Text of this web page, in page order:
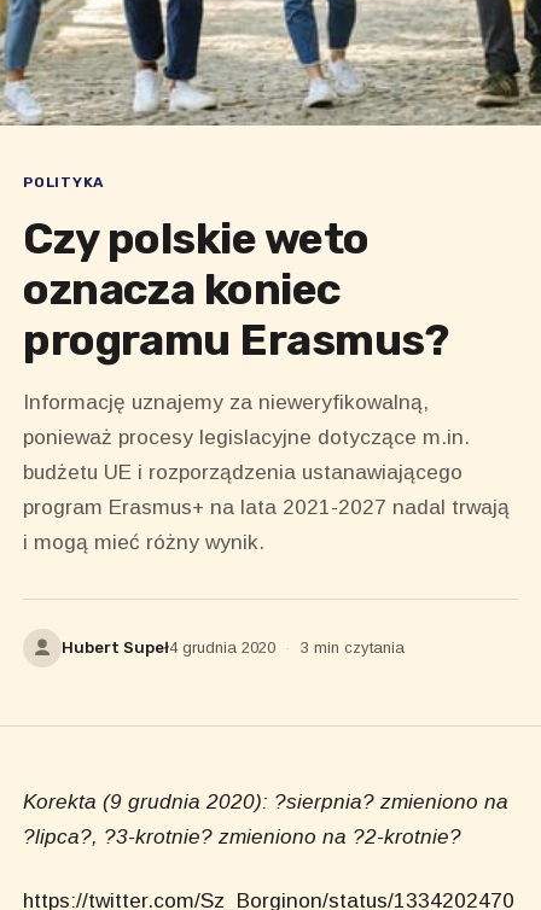
POLITYKA
Czy polskie weto
oznacza koniec
programu Erasmus?
Informację uznajemy za nieweryfikowalną,
ponieważ procesy legislacyjne dotyczące m.in.
budżetu UE i rozporządzenia ustanawiającego
program Erasmus+ na lata 2021-2027 nadal trwają
i mogą mieć różny wynik.
Hubert Supeł4 grudnia 2020 · 3 min czytania
Korekta (9 grudnia 2020): ?sierpnia? zmieniono na
?lipca?, ?3-krotnie? zmieniono na ?2-krotnie?
https://twitter.com/Sz_Borginon/status/1334202470